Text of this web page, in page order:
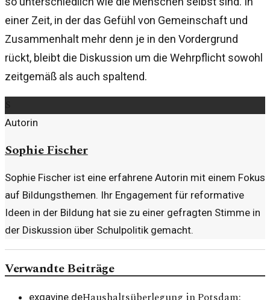
einer Zeit, in der das Gefühl von Gemeinschaft und
Zusammenhalt mehr denn je in den Vordergrund
rückt, bleibt die Diskussion um die Wehrpflicht sowohl
zeitgemäß als auch spaltend.
Autorin
Sophie Fischer
Sophie Fischer ist eine erfahrene Autorin mit einem Fokus
auf Bildungsthemen. Ihr Engagement für reformative
Ideen in der Bildung hat sie zu einer gefragten Stimme in
der Diskussion über Schulpolitik gemacht.
Verwandte Beiträge
exgavine.de